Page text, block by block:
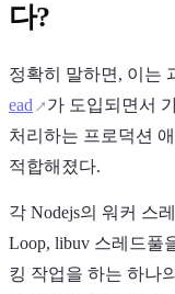
다?
정확히 말하면, 이는
ead
가 도입되면서
처리하는 프로덕션
적합해졌다.
각 Nodejs의 워커 스
Loop, libuv 스레드풀
킹 작업을 하는 하나